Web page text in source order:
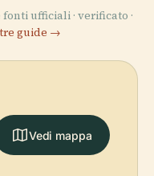
ufficiali · verificato ·
guide →
Vedi mappa